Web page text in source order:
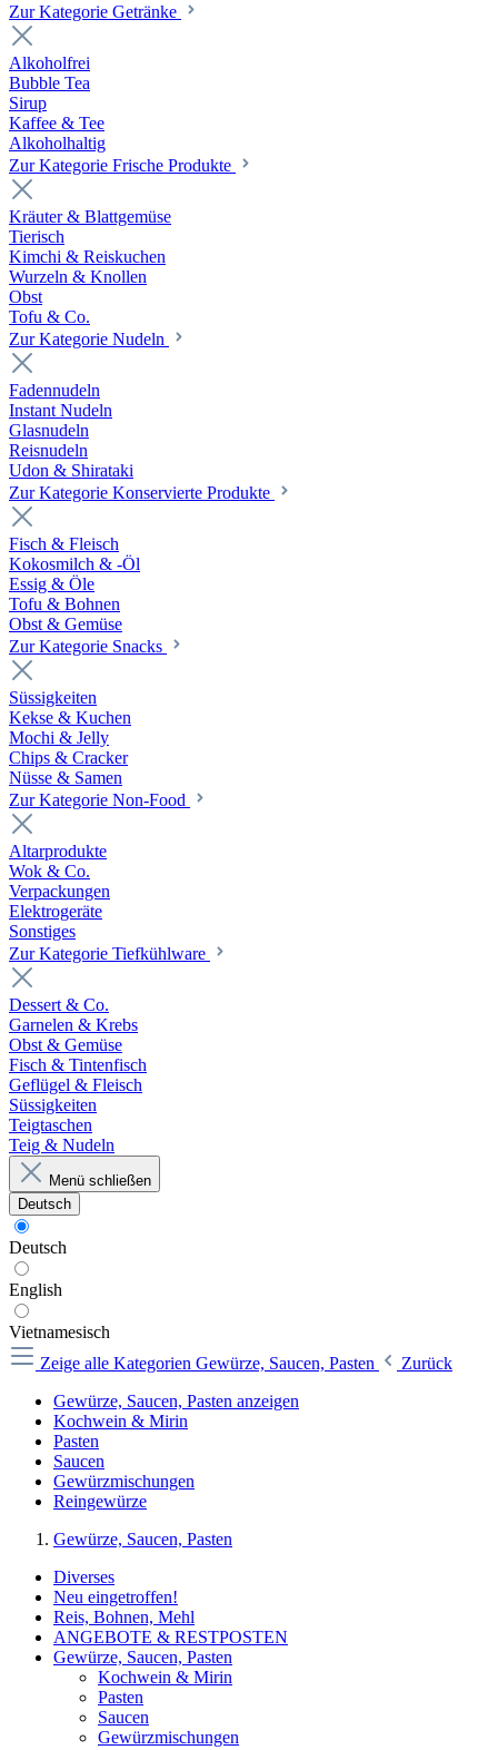
Zur Kategorie Getränke
Alkoholfrei
Bubble Tea
Sirup
Kaffee & Tee
Alkoholhaltig
Zur Kategorie Frische Produkte
Kräuter & Blattgemüse
Tierisch
Kimchi & Reiskuchen
Wurzeln & Knollen
Obst
Tofu & Co.
Zur Kategorie Nudeln
Fadennudeln
Instant Nudeln
Glasnudeln
Reisnudeln
Udon & Shirataki
Zur Kategorie Konservierte Produkte
Fisch & Fleisch
Kokosmilch & -Öl
Essig & Öle
Tofu & Bohnen
Obst & Gemüse
Zur Kategorie Snacks
Süssigkeiten
Kekse & Kuchen
Mochi & Jelly
Chips & Cracker
Nüsse & Samen
Zur Kategorie Non-Food
Altarprodukte
Wok & Co.
Verpackungen
Elektrogeräte
Sonstiges
Zur Kategorie Tiefkühlware
Dessert & Co.
Garnelen & Krebs
Obst & Gemüse
Fisch & Tintenfisch
Geflügel & Fleisch
Süssigkeiten
Teigtaschen
Teig & Nudeln
Menü schließen
Deutsch
Deutsch
English
Vietnamesisch
Zeige alle Kategorien Gewürze, Saucen, Pasten
Zurück
Gewürze, Saucen, Pasten anzeigen
Kochwein & Mirin
Pasten
Saucen
Gewürzmischungen
Reingewürze
Gewürze, Saucen, Pasten
Diverses
Neu eingetroffen!
Reis, Bohnen, Mehl
ANGEBOTE & RESTPOSTEN
Gewürze, Saucen, Pasten
Kochwein & Mirin
Pasten
Saucen
Gewürzmischungen